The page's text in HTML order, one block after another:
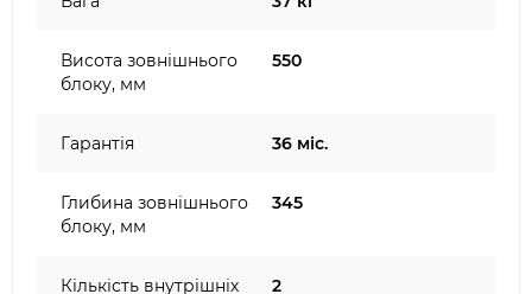
Висота зовнішнього
блоку, мм
550
Гарантія 36 міс.
Глибина зовнішнього
блоку, мм
345
Кількість внутрішніх 2